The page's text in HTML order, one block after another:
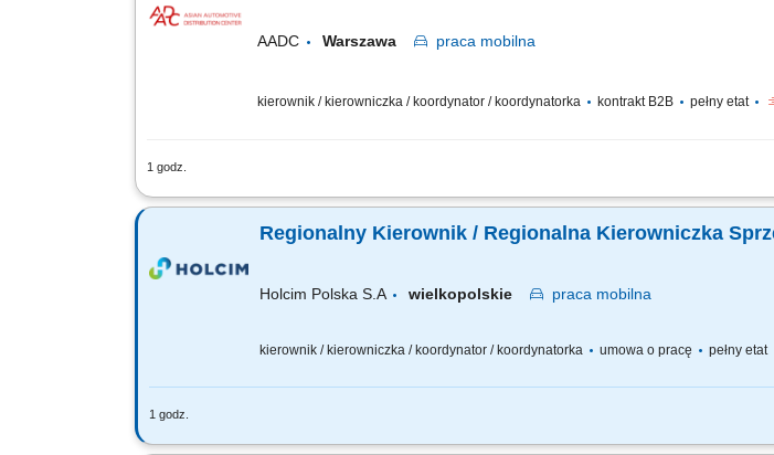
AADC Warszawa praca mobilna
kierownik / kierowniczka / koordynator / koordynatorka kontrakt B2B pełny etat
1 godz.
Zakres obowiązków: Kontrola jakości i wdrażanie standardów posprzedażnych w
Regionalny Kierownik / Regionalna Kierowniczka
Holcim Polska S.A wielkopolskie praca mobilna
kierownik / kierowniczka / koordynator / koordynatorka umowa o pracę pełny etat
1 godz.
Zakres obowiązków: Realizacja założonych budżetów sprzedaży na podległym